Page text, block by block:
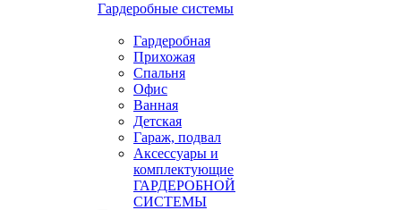
Гардеробные системы
Гардеробная
Прихожая
Спальня
Офис
Ванная
Детская
Гараж, подвал
Аксессуары и
комплектующие
ГАРДЕРОБНОЙ
СИСТЕМЫ